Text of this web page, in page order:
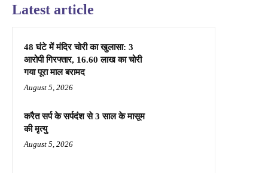
Latest article
48 घंटे में मंदिर चोरी का खुलासा: 3
आरोपी गिरफ्तार, 16.60 लाख का चोरी
गया पूरा माल बरामद
August 5, 2026
करैत सर्प के सर्पदंश से 3 साल के मासूम
की मृत्यु
August 5, 2026